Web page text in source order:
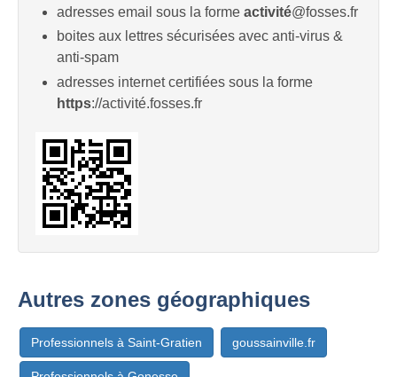
adresses email sous la forme activité@fosses.fr
boites aux lettres sécurisées avec anti-virus &
anti-spam
adresses internet certifiées sous la forme
https://activité.fosses.fr
Autres zones géographiques
Professionnels à Saint-Gratien goussainville.fr